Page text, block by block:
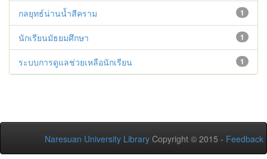
1
กลยุทธ์น่านน้ำสีคราม
1
นักเรียนมัธยมศึกษา
1
ระบบการดูแลช่วยเหลือนักเรียน
Naresuan University Library Copyright © 2015 - Feedback